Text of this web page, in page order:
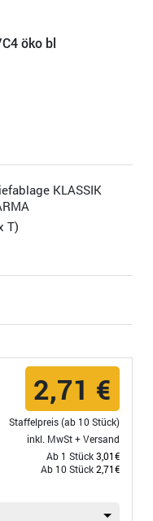
öko bl
KLASSIK
T)
2,71 €
Staffelpreis (ab 10 Stück)
inkl. MwSt +Versand
Ab 1 Stück3,01€
Ab 10 Stück2,71€